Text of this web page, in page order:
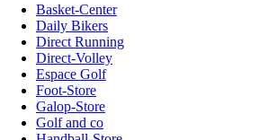
Basket-Center
Daily Bikers
Direct Running
Direct-Volley
Espace Golf
Foot-Store
Galop-Store
Golf and co